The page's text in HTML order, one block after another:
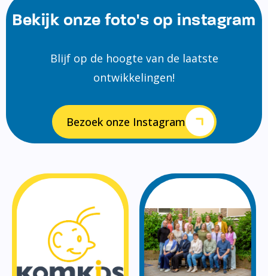
Bekijk onze foto's op instagram
Blijf op de hoogte van de laatste
ontwikkelingen!
Bezoek onze Instagram